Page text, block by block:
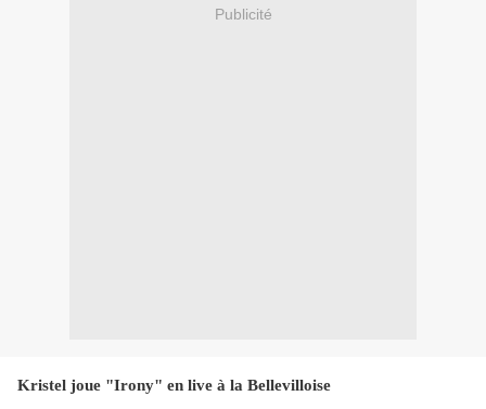
Publicité
Kristel joue "Irony" en live à la Bellevilloise